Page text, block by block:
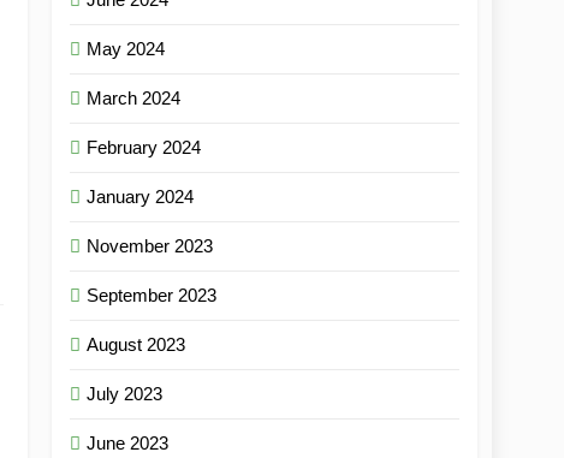
May 2024
March 2024
February 2024
January 2024
November 2023
September 2023
August 2023
July 2023
June 2023